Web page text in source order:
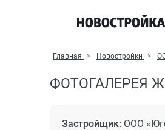
Главная Новостройки
ФОТОГАЛЕРЕЯ
Застройщик: ООО